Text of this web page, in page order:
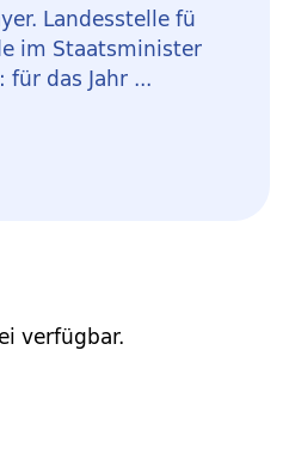
Landesstelle fü
im Staatsminister
das Jahr ...
verfügbar.